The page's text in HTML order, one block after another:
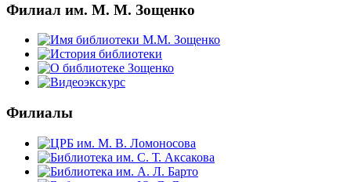
Филиал им. М. М. Зощенко
Филиалы